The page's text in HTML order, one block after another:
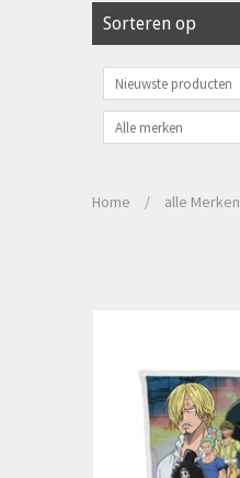
Sorteren op
Home / alle Merken